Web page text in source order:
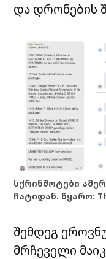
და დრონების
სქრინშოტები
ჩატიდან. წყარო:
შემდეგ
მრჩეველი